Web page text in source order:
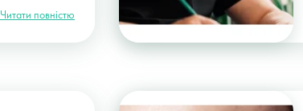
Читати повністю